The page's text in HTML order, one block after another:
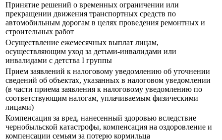
Принятие решений о временных ограничении или
прекращении движения транспортных средств по
автомобильным дорогам в целях проведения ремонтных и
строительных работ
Осуществление ежемесячных выплат лицам,
осуществляющим уход за детьми-инвалидами или
инвалидами с детства I группы
Прием заявлений к налоговому уведомлению об уточнении
сведений об объектах, указанных в налоговом уведомлении
(в части приема заявления к налоговому уведомлению по
соответствующим налогам, уплачиваемым физическими
лицами)
Компенсация за вред, нанесенный здоровью вследствие
чернобыльской катастрофы, компенсация на оздоровление и
компенсации семьям за потерю кормильца